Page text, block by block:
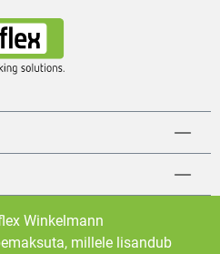
Winkelmann
millele lisandub